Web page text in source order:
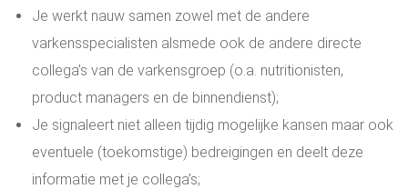
Je werkt nauw samen zowel met de andere
varkensspecialisten alsmede ook de andere directe
collega’s van de varkensgroep (o.a. nutritionisten,
product managers en de binnendienst);
Je signaleert niet alleen tijdig mogelijke kansen maar ook
eventuele (toekomstige) bedreigingen en deelt deze
informatie met je collega’s;